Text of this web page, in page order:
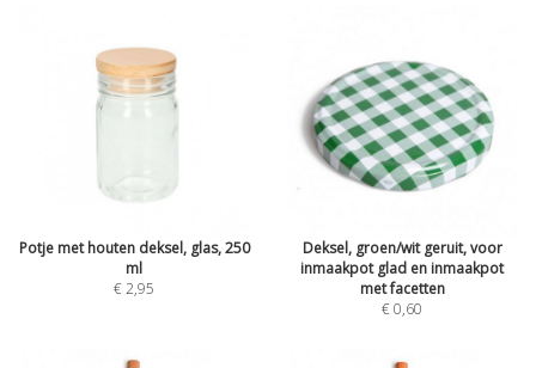
Potje met houten deksel, glas, 250
ml
€ 2,95
Deksel, groen/wit geruit, voor
inmaakpot glad en inmaakpot
met facetten
€ 0,60